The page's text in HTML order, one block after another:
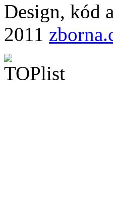
Design, kód
2011